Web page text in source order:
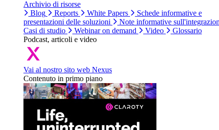
Archivio di risorse
Blog
Reports White Papers
Schede informative e
presentazioni delle soluzioni
Note informative
Casi di studio
Webinar on demand Video
Glossario
Podcast, articoli e video
Vai al nostro sito web Nexus
Contenuto in primo piano